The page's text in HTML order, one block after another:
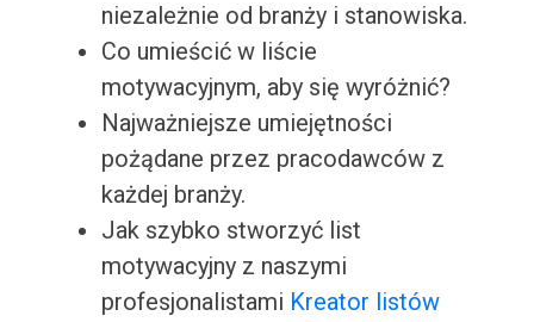
niezależnie od branży i stanowiska.
Co umieścić w liście
motywacyjnym, aby się wyróżnić?
Najważniejsze umiejętności
pożądane przez pracodawców z
każdej branży.
Jak szybko stworzyć list
motywacyjny z naszymi
profesjonalistami Kreator listów